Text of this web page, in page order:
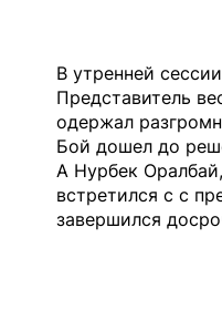
В утренней
Представитель
одержал
Бой дошел до
А Нурбек
встретился с с
завершился